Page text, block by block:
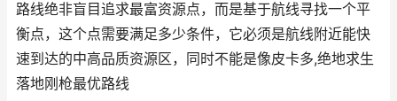
路线绝非盲目追求最富资源点，而是基于航线寻找一个平
衡点，这个点需要满足多少条件，它必须是航线附近能快
速到达的中高品质资源区，同时不能是像皮卡多,绝地求生
落地刚枪最优路线